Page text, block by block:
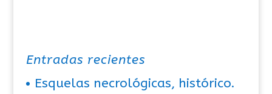
Entradas recientes
Esquelas necrológicas, histórico.